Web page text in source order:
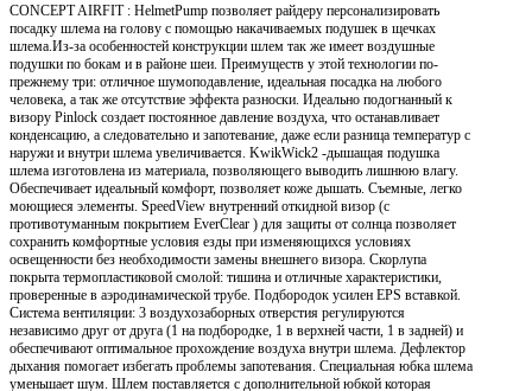
CONCEPT AIRFIT : HelmetPump позволяет райдеру персонализировать
посадку шлема на голову с помощью накачиваемых подушек в щечках
шлема.Из-за особенностей конструкции шлем так же имеет воздушные
подушки по бокам и в районе шеи. Преимуществ у этой технологии по-
прежнему три: отличное шумоподавление, идеальная посадка на любого
человека, а так же отсутствие эффекта разноски. Идеально подогнанный к
визору Pinlock создает постоянное давление воздуха, что останавливает
конденсацию, а следовательно и запотевание, даже если разница температур с
наружи и внутри шлема увеличивается. KwikWick2 -дышащая подушка
шлема изготовлена из материала, позволяющего выводить лишнюю влагу.
Обеспечивает идеальный комфорт, позволяет коже дышать. Съемные, легко
моющиеся элементы. SpeedView внутренний откидной визор (с
противотуманным покрытием EverClear ) для защиты от солнца позволяет
сохранить комфортные условия езды при изменяющихся условиях
освещенности без необходимости замены внешнего визора. Скорлупа
покрыта термопластиковой смолой: тишина и отличные характеристики,
проверенные в аэродинамической трубе. Подбородок усилен EPS вставкой.
Система вентиляции: 3 воздухозаборных отверстия регулируются
независимо друг от друга (1 на подбородке, 1 в верхней части, 1 в задней) и
обеспечивают оптимальное прохождение воздуха внутри шлема. Дефлектор
дыхания помогает избегать проблемы запотевания. Специальная юбка шлема
уменьшает шум. Шлем поставляется с дополнительной юбкой которая